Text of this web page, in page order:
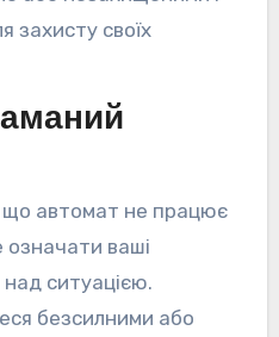
захисту своїх
автомат не працює
ваші
ситуацією.
безсилними або